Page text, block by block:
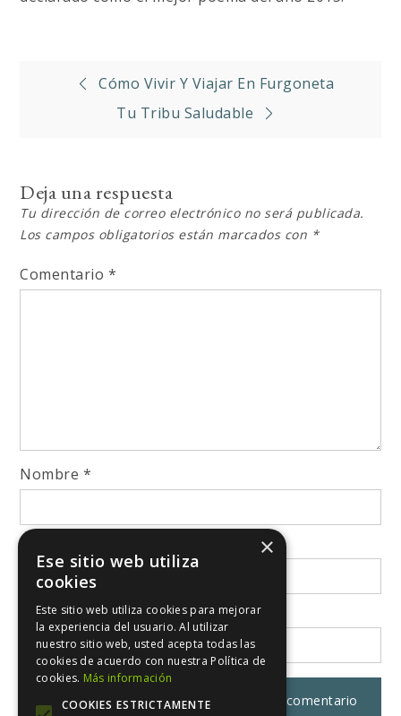
Navegación
Cómo Vivir Y Viajar En Furgoneta
Tu Tribu Saludable
Deja una respuesta
Tu dirección de correo electrónico no será publicada.
Los campos obligatorios están marcados con *
Comentario *
Nombre *
Correo electrónico
Web
×
Ese sitio web utiliza
cookies
Este sitio web utiliza cookies para mejorar
la experiencia del usuario. Al utilizar
nuestro sitio web, usted acepta todas las
cookies de acuerdo con nuestra Política de
cookies. Más información
COOKIES ESTRICTAMENTE